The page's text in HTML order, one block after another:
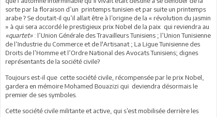
sorte par la floraison d’un printemps tunisien et par suite un printemps
arabe ? Se doutait-il qu’il allait être à l’origine de la « révolution du jasmin
» à qui sera accordé le prestigieux prix Nobel de la paix qui reviendra au
«quartet» : l’Union Générale des Travailleurs Tunisiens ; l’Union Tunisienne
de l’Industrie du Commerce et de l'Artisanat ; La Ligue Tunisienne des
Droits de l’Homme et l’Ordre National des Avocats Tunisiens; dignes
représentants de la société civile?
Toujours est-il que cette société civile, récompensée par le prix Nobel,
gardera en mémoire Mohamed Bouazizi qui deviendra désormais le
premier de ses symboles.
Cette société civile militante et active, qui s’est mobilisée derrière les